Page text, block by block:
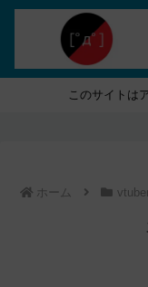
このサイトは
ホーム